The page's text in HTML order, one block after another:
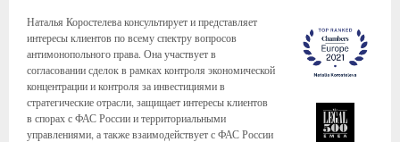
Наталья Коростелева консультирует и представляет
интересы клиентов по всему спектру вопросов
антимонопольного права. Она участвует в
согласовании сделок в рамках контроля экономической
концентрации и контроля за инвестициями в
стратегические отрасли, защищает интересы клиентов
в спорах с ФАС России и территориальными
управлениями, а также взаимодействует с ФАС России